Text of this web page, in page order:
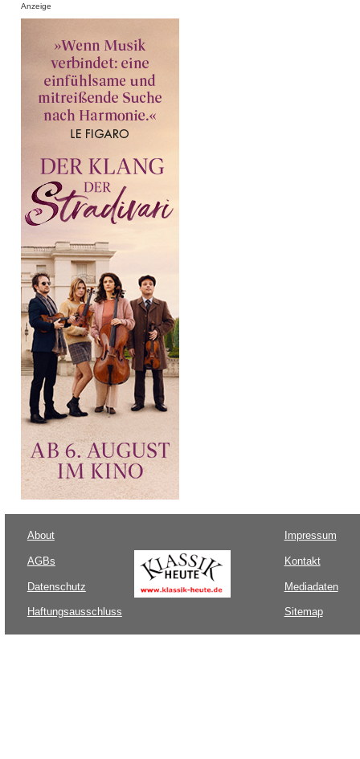
Anzeige
About
AGBs
Datenschutz
Haftungsausschluss
Impressum
Kontakt
Mediadaten
Sitemap